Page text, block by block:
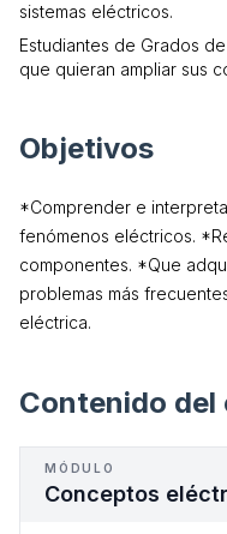
sistemas eléctricos.
Estudiantes de Grados
que quieran ampliar sus
Objetivos
*Comprender e
fenómenos eléctricos.
componentes. *Que
problemas más
eléctrica.
Contenido del
MÓDULO
Conceptos